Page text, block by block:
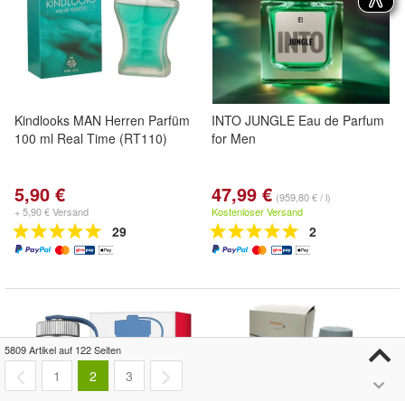
Kindlooks MAN Herren Parfüm
100 ml Real Time (RT110)
5,90 €
+ 5,90 € Versand
29
INTO JUNGLE Eau de Parfum
for Men
47,99 € (959,80 € / l)
Kostenloser Versand
2
5809 Artikel auf 122 Seiten
1 2 3